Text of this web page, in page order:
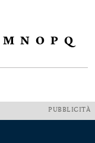
M N O P Q
PUBBLICITÀ